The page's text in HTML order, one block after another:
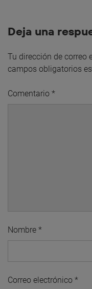
Deja una
Tu dirección de correo
campos obligatorios
Comentario *
Nombre *
Correo electrónico *